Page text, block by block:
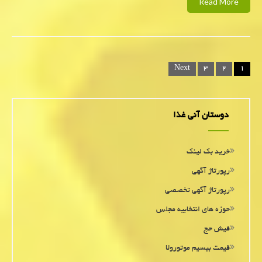
Posts
navigation
۲ ۳ Next
دوستان آنی غذا
خرید بک لینک
رپورتاژ آگهی
رپورتاژ آگهی تخصصی
حوزه های انتخابیه مجلس
فیش حج
قیمت بیسیم موتورولا